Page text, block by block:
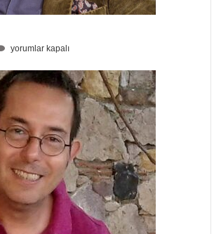
Analiz
için
yorumlar kapalı